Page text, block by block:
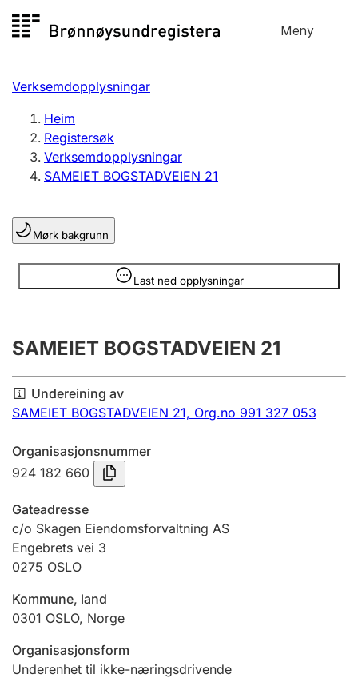
til
Meny
Registersøk
Aksjeselskap
Enkeltpersonføretak
Registrere, endre, slette
Lag og foreining
Registrere, endre, slette
Årsrekneskap
Innsending og forseinkingsgebyr
Tinglysing
Jeger
Betaling og jegeravgiftskort
Ektepaktrettleiaren
Andre tema
Verksemdopplysningar
Heim
Registersøk
Verksemdopplysningar
SAMEIET BOGSTADVEIEN 21
Mørk bakgrunn
Last ned opplysningar
Opplysninger er skjult
SAMEIET BOGSTADVEIEN 21
Undereining av
SAMEIET BOGSTADVEIEN 21, Org.no 991 327 053
Organisasjonsnummer
924 182 660
Gateadresse
c/o Skagen Eiendomsforvaltning AS
Engebrets vei 3
0275 OSLO
Kommune, land
0301 OSLO, Norge
Organisasjonsform
Underenhet til ikke-næringsdrivende